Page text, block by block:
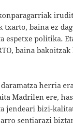
txarto, baina ez
espetxe politika.
baina
daramatza herria
Madrilen ere,
jendeari bizi-
sentiarazi